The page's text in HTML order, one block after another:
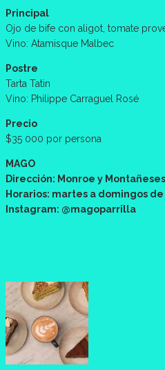
Principal
Ojo de bife con aligot, tomate
Vino: Atamisque Malbec
Postre
Tarta Tatin
Vino: Philippe Carraguel Rosé
Precio
$35 000 por persona
MAGO
Dirección: Monroe y
Horarios: martes a domingos
Instagram: @magoparrilla